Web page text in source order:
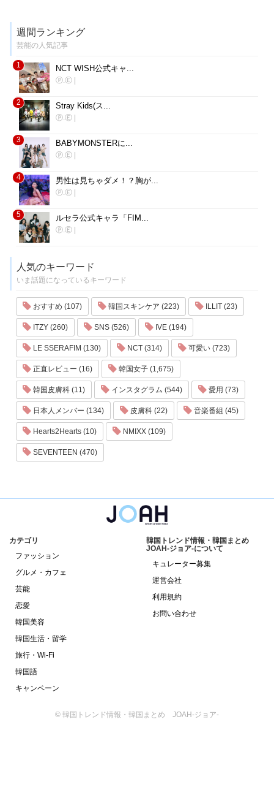
週間ランキング
芸能の人気記事
1 NCT WISH公式キャ...
Ⓟ.Ⓔ |
2 Stray Kids(ス...
Ⓟ.Ⓔ |
3 BABYMONSTERに...
Ⓟ.Ⓔ |
4 男性は見ちゃダメ！？胸が...
Ⓟ.Ⓔ |
5 ルセラ公式キャラ「FIM...
Ⓟ.Ⓔ |
人気のキーワード
いま話題になっているキーワード
おすすめ (107) 韓国スキンケア (223) ILLIT (23)
ITZY (260) SNS (526) IVE (194)
LE SSERAFIM (130) NCT (314) 可愛い (723)
正直レビュー (16) 韓国女子 (1,675)
韓国皮膚科 (11) インスタグラム (544) 愛用 (73)
日本人メンバー (134) 皮膚科 (22) 音楽番組 (45)
Hearts2Hearts (10) NMIXX (109)
SEVENTEEN (470)
カテゴリ
ファッション
グルメ・カフェ
芸能
恋愛
韓国美容
韓国生活・留学
旅行・Wi-Fi
韓国語
キャンペーン
韓国トレンド情報・韓国まとめ
JOAH-ジョア-について
キュレーター募集
運営会社
利用規約
お問い合わせ
© 韓国トレンド情報・韓国まとめ JOAH-ジョア-